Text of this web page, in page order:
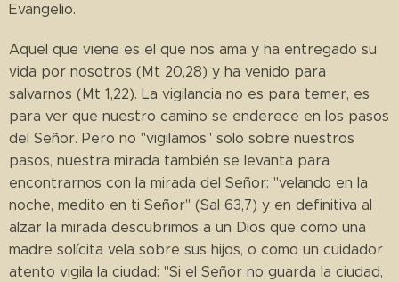
Evangelio.
Aquel que viene es el que nos ama y ha entregado su
vida por nosotros (Mt 20,28) y ha venido para
salvarnos (Mt 1,22). La vigilancia no es para temer, es
para ver que nuestro camino se enderece en los pasos
del Señor. Pero no "vigilamos" solo sobre nuestros
pasos, nuestra mirada también se levanta para
encontrarnos con la mirada del Señor: "velando en la
noche, medito en ti Señor" (Sal 63,7) y en definitiva al
alzar la mirada descubrimos a un Dios que como una
madre solícita vela sobre sus hijos, o como un cuidador
atento vigila la ciudad: "Si el Señor no guarda la ciudad,